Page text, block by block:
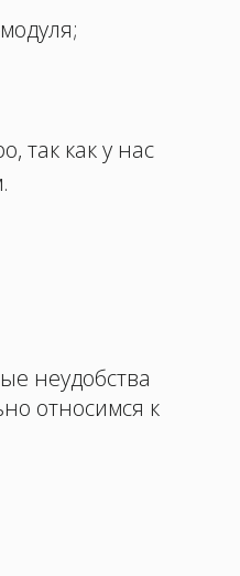
так как у нас
неудобства
относимся к